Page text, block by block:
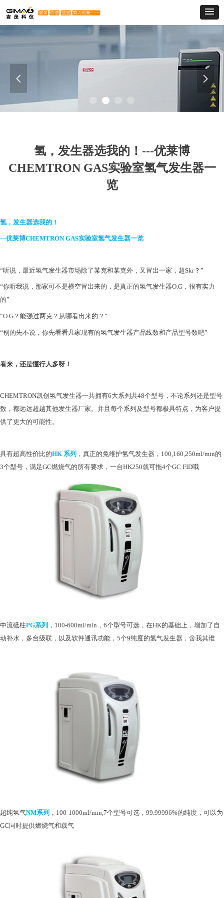
넳 넲
氢，发生器选我的！---优莱博
CHEMTRON GAS实验室氢气发生器一
览
氢，发生器选我的！
---优莱博CHEMTRON GAS实验室氢气发生器一览
“听说，最近氢气发生器市场除了某克和某克外，又冒出一家，超Skr？”
“你听我说，那家可不是横空冒出来的，是真正的氢气发生器O.G，很有实力
的”
“O.G？能强过两克？从哪看出来的？”
“别的先不说，你先看看几家现有的氢气发生器产品线数和产品型号数吧”
看来，还是懂行人多呀！
CHEMTRON凯创氢气发生器一共拥有6大系列共48个型号，不论系列还是型号
数，都远远超越其他发生器厂家。并且每个系列及型号都极具特点，为客户提
供了更大的可能性。​
具有超高性价比的HK 系列 ，真正的免维护氢气发生器， 100,160,250ml/min的
3个型号，满足GC燃烧气的所有要求，一台HK250就可拖4个GC FID哦​
中流砥柱PG系列 ， 100-600ml/min，6个型号可选，在HK的基础上，增加了自
动补水，多台级联，以及软件通讯功能，5个9纯度的氢气发生器，舍我其谁
超纯氢气NM系列 ， 100-1000ml/min,7个型号可选，99.99996%的纯度，可以为
GC同时提供燃烧气和载气